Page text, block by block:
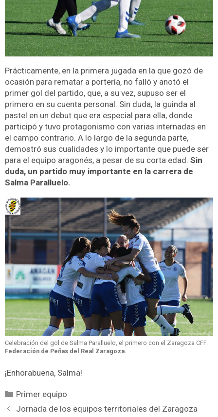
Prácticamente, en la primera jugada en la que gozó de
ocasión para rematar a portería, no falló y anotó el
primer gol del partido, que, a su vez, supuso ser el
primero en su cuenta personal. Sin duda, la guinda al
pastel en un debut que era especial para ella, donde
participó y tuvo protagonismo con varias internadas en
el campo contrario. A lo largo de la segunda parte,
demostró sus cualidades y lo importante que puede ser
para el equipo aragonés, a pesar de su corta edad. Sin
duda, un partido muy importante en la carrera de
Salma Paralluelo.
Celebración del gol de Salma Paralluelo, el primero con el Zaragoza CFF.
Federación de Peñas del Real Zaragoza.
¡Enhorabuena, Salma!
Primer equipo
Jornada de los equipos territoriales del Zaragoza